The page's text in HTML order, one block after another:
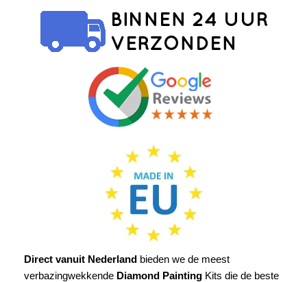
Direct vanuit Nederland bieden we de meest
verbazingwekkende Diamond Painting Kits die de beste